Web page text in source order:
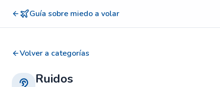
Guía sobre miedo a volar
Volver a categorías
Ruidos